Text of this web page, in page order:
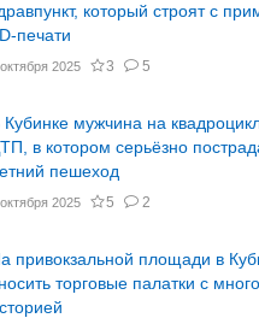
который строят с
печати
2025 3 5
Кубинке мужчина на
в котором серьёзно
пешеход
2025 5 2
привокзальной площади в
торговые палатки с